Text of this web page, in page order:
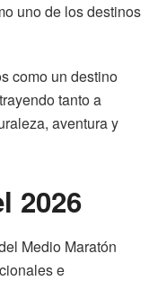
uno de los destinos
como un destino
tanto a
aventura y
2026
Medio Maratón
e